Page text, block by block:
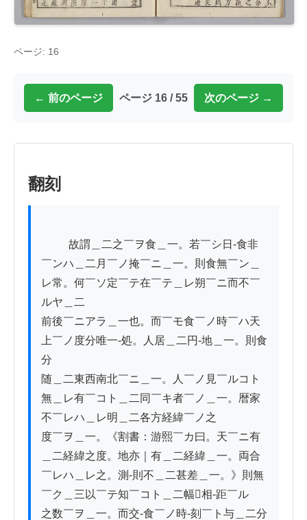
ページ: 16
← 前のページ ページ 16 / 55 次のページ →
翻刻
￣ンハ＿二月￣ノ掩￣ニ＿一。則食無￣ン＿
レ常。何￣ソ定￣テ在￣テ＿レ朔￣ニ而不￣
ルヤ＿二
前後￣ニアラ＿一也。而￣モ食￣ノ時￣ハ天
上￣ノ度分唯一-処。人居＿二円-地＿一。則食
分
随＿二東西南北￣ニ＿一。人￣ノ見￣ルコト
無＿レ有￣コト＿二同￣キ者￣ノ＿一。暦家
不￣レハ＿レ明＿二各方経緯￣ノ之
度￣ヲ＿一。《割書：游熙￣カ曰。天￣ニ有
＿二経緯之度。地亦｜有＿二経緯＿一。両合
￣レハ＿レ之。測-則不＿二甚差＿一。》則無
￣ク＿三以￣テ知￣コト＿二幅𢄙相-距￣ル
之数￣ヲ＿一。而交-食￣ノ時-刻￣ト与＿二分